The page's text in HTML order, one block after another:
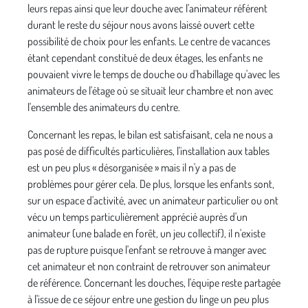
leurs repas ainsi que leur douche avec l'animateur référent
durant le reste du séjour nous avons laissé ouvert cette
possibilité de choix pour les enfants. Le centre de vacances
étant cependant constitué de deux étages, les enfants ne
pouvaient vivre le temps de douche ou d'habillage qu'avec les
ani­mateurs de l'étage où se situait leur chambre et non avec
l'ensemble des ani­mateurs du centre.
Concernant les repas, le bilan est satisfai­sant, cela ne nous a
pas posé de difficul­tés particulières, l'installation aux tables
est un peu plus « désorganisée » mais il n'y a pas de
problèmes pour gérer cela. De plus, lorsque les enfants sont,
sur un espace d'activité, avec un animateur particulier ou ont
vécu un temps particu­lièrement apprécié auprès d'un
animateur (une balade en forêt, un jeu collectif), il n'existe
pas de rupture puisque l'enfant se retrouve à manger avec
cet animateur et non contraint de retrouver son anima­teur
de référence. Concernant les douches, l'équipe reste partagée
à l'issue de ce séjour entre une gestion du linge un peu plus